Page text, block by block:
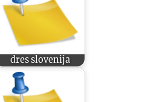
dres slovenija